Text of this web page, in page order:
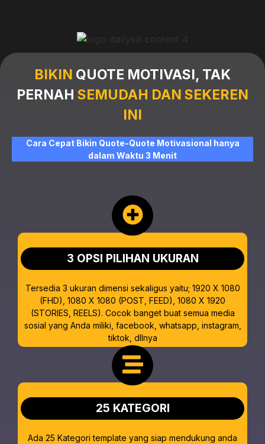
BIKIN QUOTE MOTIVASI, TAK
PERNAH SEMUDAH DAN SEKEREN
INI
Cara Cepat Bikin Quote-Quote Motivasional hanya
dalam Waktu 3 Menit
3 OPSI PILIHAN UKURAN
Tersedia 3 ukuran dimensi sekaligus yaitu; 1920 X 1080
(FHD), 1080 X 1080 (POST, FEED), 1080 X 1920
(STORIES, REELS). Cocok banget buat semua media
sosial yang Anda miliki, facebook, whatsapp, instagram,
tiktok, dllnya
25 KATEGORI
Ada 25 Kategori template yang siap mendukung anda